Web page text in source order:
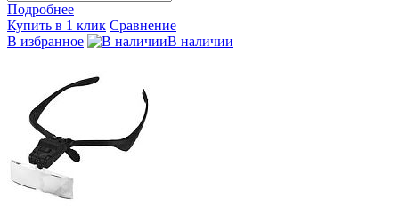
Подробнее
Купить в 1 клик Сравнение
В избранное
В наличии